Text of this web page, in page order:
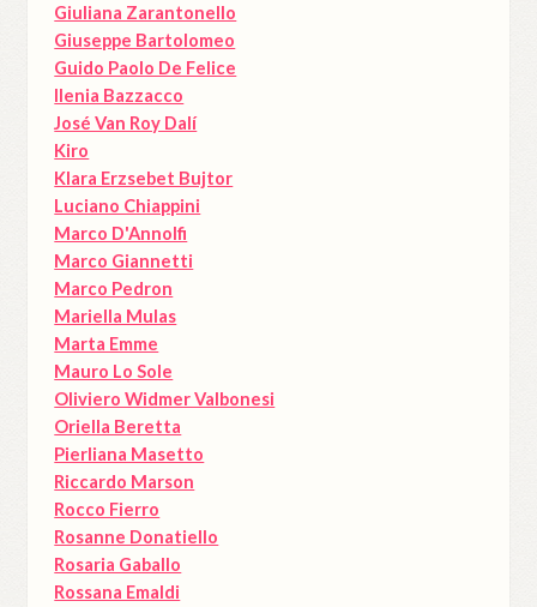
Giuliana Zarantonello
Giuseppe Bartolomeo
Guido Paolo De Felice
Ilenia Bazzacco
José Van Roy Dalí
Kiro
Klara Erzsebet Bujtor
Luciano Chiappini
Marco D'Annolfi
Marco Giannetti
Marco Pedron
Mariella Mulas
Marta Emme
Mauro Lo Sole
Oliviero Widmer Valbonesi
Oriella Beretta
Pierliana Masetto
Riccardo Marson
Rocco Fierro
Rosanne Donatiello
Rosaria Gaballo
Rossana Emaldi